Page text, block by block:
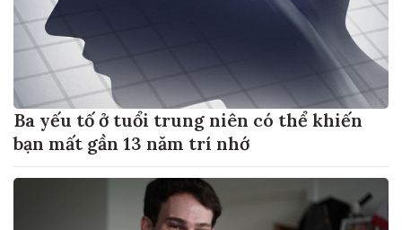
Ba yếu tố ở tuổi trung niên có thể khiến
bạn mất gần 13 năm trí nhớ